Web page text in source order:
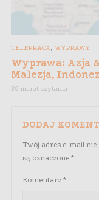
TELEPRACA, WYPRAWY
Wyprawa: Azja
Malezja,
39 minut czytania
DODAJ
Twój adres e-mail nie
są oznaczone *
Komentarz *